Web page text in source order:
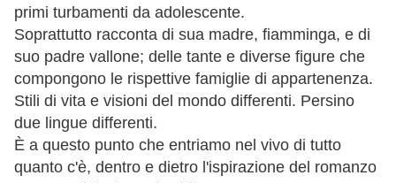
primi turbamenti da adolescente.
Soprattutto racconta di sua madre, fiamminga, e di
suo padre vallone; delle tante e diverse figure che
compongono le rispettive famiglie di appartenenza.
Stili di vita e visioni del mondo differenti. Persino
due lingue differenti.
È a questo punto che entriamo nel vivo di tutto
quanto c'è, dentro e dietro l'ispirazione del romanzo